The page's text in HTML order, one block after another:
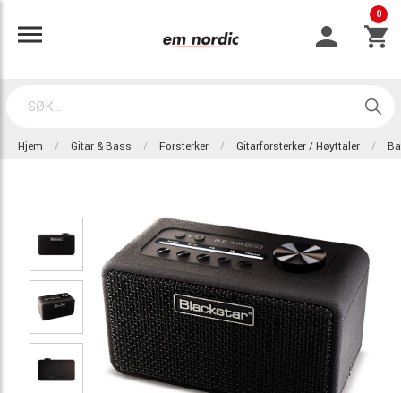
0
Hjem Gitar & Bass Forsterker Gitarforsterker / Høyttaler